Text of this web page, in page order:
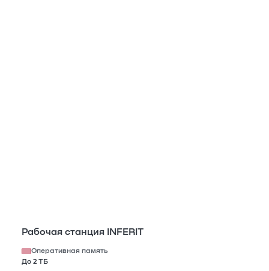
Рабочая станция INFERIT
Оперативная память
До 2 ТБ